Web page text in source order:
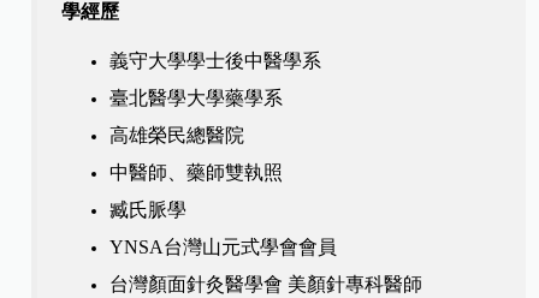
學經歷
義守大學學士後中醫學系
臺北醫學大學藥學系
高雄榮民總醫院
中醫師、藥師雙執照
臧氏脈學
YNSA台灣山元式學會會員
台灣顏面針灸醫學會 美顏針專科醫師